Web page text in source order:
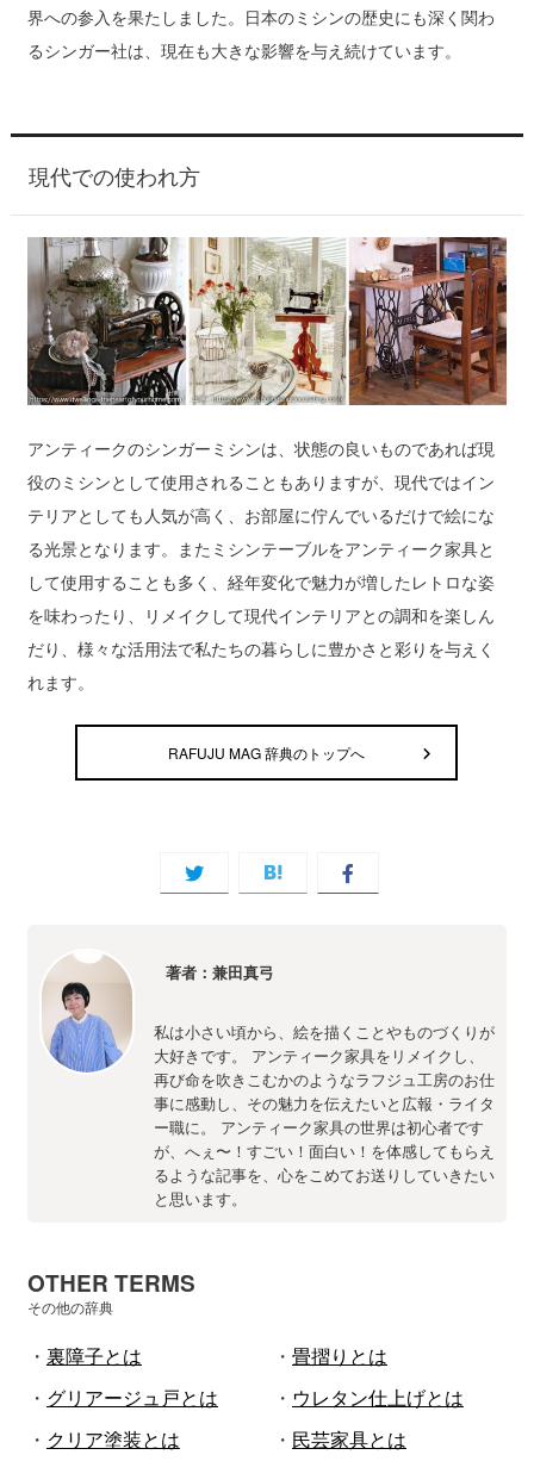
界への参入を果たしました。日本のミシンの歴史にも深く関わ
るシンガー社は、現在も大きな影響を与え続けています。
現代での使われ方
アンティークのシンガーミシンは、状態の良いものであれば現
役のミシンとして使用されることもありますが、現代ではイン
テリアとしても人気が高く、お部屋に佇んでいるだけで絵にな
る光景となります。またミシンテーブルをアンティーク家具と
して使用することも多く、経年変化で魅力が増したレトロな姿
を味わったり、リメイクして現代インテリアとの調和を楽しん
だり、様々な活用法で私たちの暮らしに豊かさと彩りを与えく
れます。
RAFUJU MAG 辞典のトップへ
著者：兼田真弓
私は小さい頃から、絵を描くことやものづくりが
大好きです。 アンティーク家具をリメイクし、
再び命を吹きこむかのようなラフジュ工房のお仕
事に感動し、その魅力を伝えたいと広報・ライタ
ー職に。 アンティーク家具の世界は初心者です
が、へぇ〜！すごい！面白い！を体感してもらえ
るような記事を、心をこめてお送りしていきたい
と思います。
OTHER TERMS
その他の辞典
・ 裏障子とは ・ 畳摺りとは
・ グリアージュ戸とは ・ ウレタン仕上げとは
・ クリア塗装とは ・ 民芸家具とは